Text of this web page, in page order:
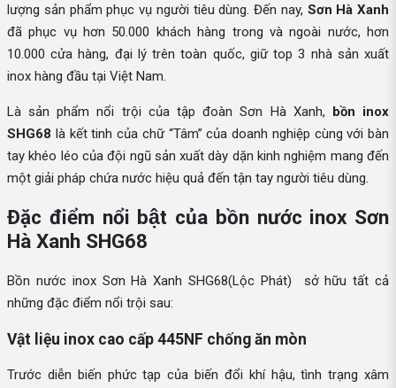
lượng sản phẩm phục vụ người tiêu dùng. Đến nay, Sơn Hà Xanh
đã phục vụ hơn 50.000 khách hàng trong và ngoài nước, hơn
10.000 cửa hàng, đại lý trên toàn quốc, giữ top 3 nhà sản xuất
inox hàng đầu tại Việt Nam.
Là sản phẩm nổi trội của tập đoàn Sơn Hà Xanh, bồn inox
SHG68 là kết tinh của chữ “Tâm” của doanh nghiệp cùng với bàn
tay khéo léo của đội ngũ sản xuất dày dặn kinh nghiệm mang đến
một giải pháp chứa nước hiệu quả đến tận tay người tiêu dùng.
Đặc điểm nổi bật của bồn nước inox Sơn
Hà Xanh SHG68
Bồn nước inox Sơn Hà Xanh SHG68(Lộc Phát) sở hữu tất cả
những đặc điểm nổi trội sau:
Vật liệu inox cao cấp 445NF chống ăn mòn
Trước diễn biến phức tạp của biến đổi khí hậu, tình trạng xâm